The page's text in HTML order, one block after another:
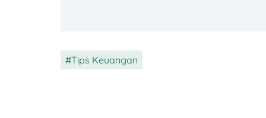
2. BuzzBreak
Tips Keuangan